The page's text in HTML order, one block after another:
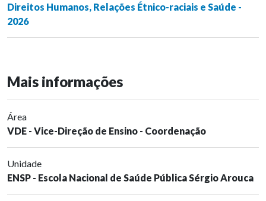
Direitos Humanos, Relações Étnico-raciais e Saúde -
2026
Mais informações
Área
VDE - Vice-Direção de Ensino - Coordenação
Unidade
ENSP - Escola Nacional de Saúde Pública Sérgio Arouca